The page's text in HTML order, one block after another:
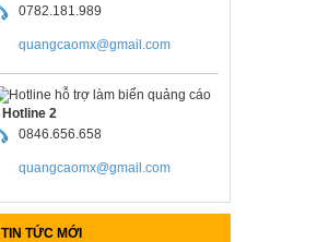
0782.181.989
quangcaomx@gmail.com
Hotline 2
0846.656.658
quangcaomx@gmail.com
TIN TỨC MỚI